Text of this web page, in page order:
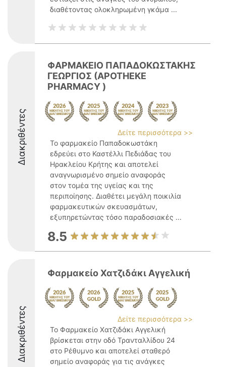
διαθέτοντας ολοκληρωμένη γκάμα ...
Διακριθέντες
ΦΑΡΜΑΚΕΙΟ ΠΑΠΑΔΟΚΩΣΤΑΚΗΣ
ΓΕΩΡΓΙΟΣ (APOTHEKE
PHARMACY )
Δείτε περισσότερα >>
Το φαρμακείο Παπαδοκωστάκη
εδρεύει στο Καστέλλι Πεδιάδας του
Ηρακλείου Κρήτης και αποτελεί
αναγνωρισμένο σημείο αναφοράς
στον τομέα της υγείας και της
περιποίησης. Διαθέτει μεγάλη ποικιλία
φαρμακευτικών σκευασμάτων,
εξυπηρετώντας τόσο παραδοσιακές ...
8.5
Διακριθέντες
Φαρμακείο Χατζιδάκι Αγγελική
Δείτε περισσότερα >>
Το Φαρμακείο Χατζιδάκι Αγγελική
βρίσκεται στην οδό Τρανταλλίδου 24
στο Ρέθυμνο και αποτελεί σταθερό
σημείο αναφοράς για τις ανάγκες